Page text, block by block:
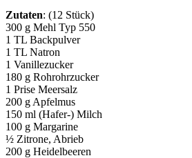
Zutaten: (12 Stück)
300 g Mehl Typ 550
1 TL Backpulver
1 TL Natron
1 Vanillezucker
180 g Rohrohrzucker
1 Prise Meersalz
200 g Apfelmus
150 ml (Hafer-) Milch
100 g Margarine
½ Zitrone, Abrieb
200 g Heidelbeeren